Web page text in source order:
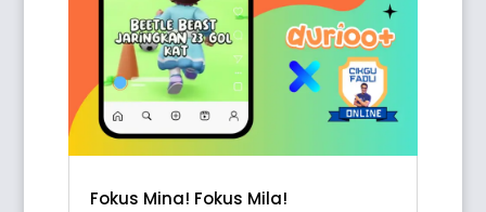
Fokus Mina! Fokus Mila!